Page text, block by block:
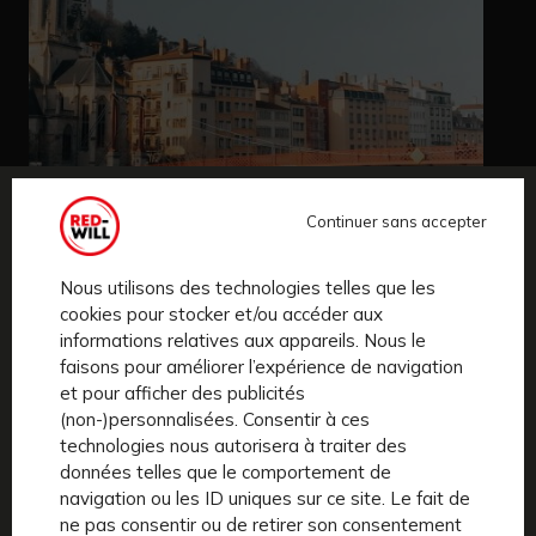
Nous utilisons des technologies telles que les
cookies pour stocker et/ou accéder aux
informations relatives aux appareils. Nous le
faisons pour améliorer l’expérience de navigation
et pour afficher des publicités
(non-)personnalisées. Consentir à ces
technologies nous autorisera à traiter des
données telles que le comportement de
navigation ou les ID uniques sur ce site. Le fait de
ne pas consentir ou de retirer son consentement
Continuer sans accepter
DESVÉLOSFIABLES, ÉLÉGANTS
ET ASSEMBLÉS EN FRANCE.
Roulez en douceur avec nos vélos aux roues rouges.
Des vélosélectriques à louer,performants dans
toutes les situations du quotidien.